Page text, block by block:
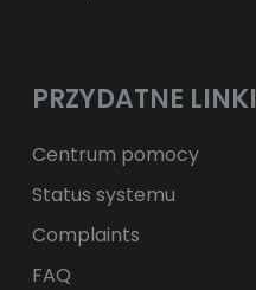
PRZYDATNE LINKI
Centrum pomocy
Status systemu
Complaints
FAQ